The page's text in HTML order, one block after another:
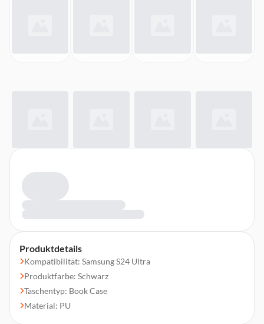
Produktdetails
Kompatibilität: Samsung S24 Ultra
Produktfarbe: Schwarz
Taschentyp: Book Case
Material: PU